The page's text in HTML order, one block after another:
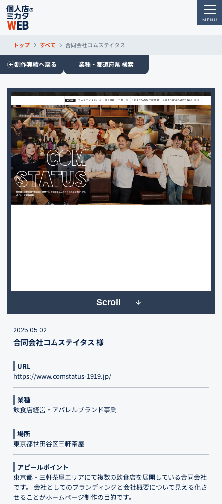
トップ すべて 合同会社コムステイタス
制作実績へ戻る 業種・都道府県 検索
Scroll
2025.05.02
合同会社コムステイタス 様
URL
https://www.comstatus-1919.jp/
業種
飲食店経営・アパレルブランド事業
場所
東京都世田谷区三軒茶屋
アピールポイント
東京都・三軒茶屋エリアにて複数の飲食店を展開している合同会社
です。 会社としてのブランディングと会社概要について見える化さ
せることがホームページ制作の目的です。